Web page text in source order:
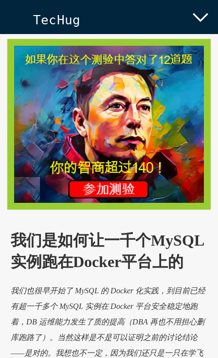
TecHug
我们是如何让一千个MySQL
实例跑在Docker平台上的
我们也很早开始了 MySQL 的 Docker 化实践，到目前已经
有超一千多个 MySQL 实例在 Docker 平台安全稳定地跑
着，DB 运维能力发生了质的提高（DBA 再也不用担心删
库跑路了）。当然这样是不是可以证明之前的讨论结论
——是对的。我想也不一定，因为我们还只是一只在学飞